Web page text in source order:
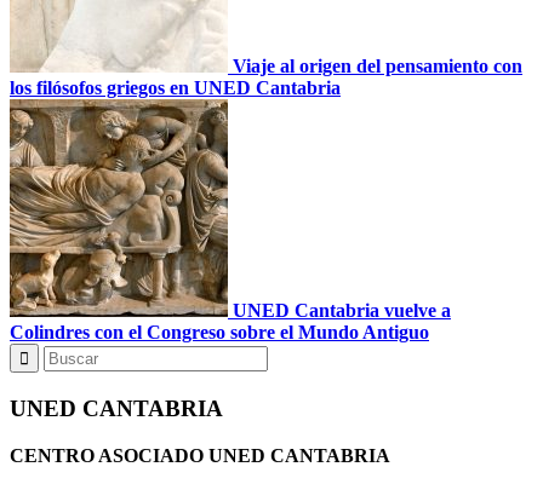
Viaje al origen del pensamiento con
los filósofos griegos en UNED Cantabria
UNED Cantabria vuelve a
Colindres con el Congreso sobre el Mundo Antiguo
UNED CANTABRIA
CENTRO ASOCIADO UNED CANTABRIA